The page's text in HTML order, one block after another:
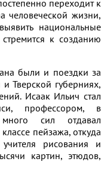
переходит к
человеческой жизни,
национальные
к созданию
были и поездки за
Тверской губерниях,
Исаак Ильич стал
профессором, в
сил отдавал
пейзажа, откуда
рисования и
картин, этюдов,